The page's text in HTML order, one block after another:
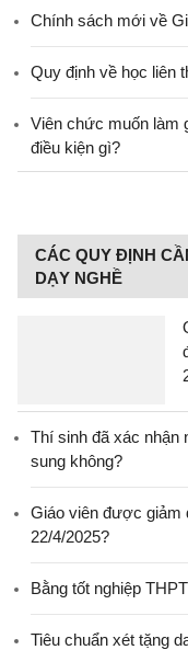
Chính sách mới về
Quy định về học liên
Viên chức muốn làm
điều kiện gì?
CÁC QUY ĐỊNH
DẠY NGHỀ
Thí sinh đã xác nhận
sung không?
Giáo viên được giảm
22/4/2025?
Bằng tốt nghiệp
Tiêu chuẩn xét tặng